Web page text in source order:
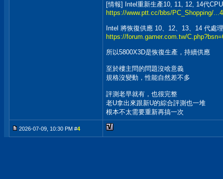
[情報] Intel重新生產10, 11, 12, 14代CPU
https://www.ptt.cc/bbs/PC_Shopping/
Intel 將恢復供應 10、12、13、14 代處
https://forum.gamer.com.tw/
所以5800X3D是恢復生產，持續供應
至於樓主問的問題沒啥意義
規格沒變動，性能自然差不多
評測老早就有，也很完整
老U拿出來跟新U的綜合評測也一堆
根本不太需要重新再搞一次
2026-07-09, 10:30 PM #4